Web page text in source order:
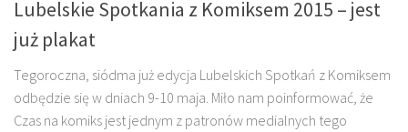
Lubelskie Spotkania z Komiksem 2015 – jest
już plakat
Tegoroczna, siódma już edycja Lubelskich Spotkań z Komiksem
odbędzie się w dniach 9-10 maja. Miło nam poinformować, że
Czas na komiks jest jednym z patronów medialnych tego